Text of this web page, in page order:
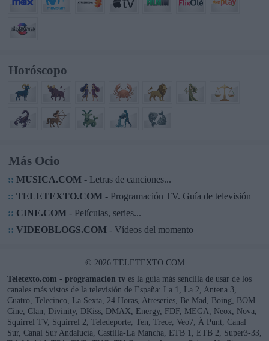
Horóscopo
Más Ocio
:: MUSICA.COM- Letras de canciones...
:: TELETEXTO.COM- Programación TV. Guía de televisión
:: CINE.COM- Películas, series...
:: VIDEOBLOGS.COM- Vídeos del momento
© 2026 TELETEXTO.COM
Teletexto.com - programacion tv es la guía más sencilla de usar de los
canales más vistos de la televisión de España: La 1, La 2, Antena 3,
Cuatro, Telecinco, La Sexta, 24 Horas, Atreseries, Be Mad, Boing, BOM
Cine, Clan, Divinity, DKiss, DMAX, Energy, FDF, MEGA, Neox, Nova,
Squirrel TV, Squirrel 2, Teledeporte, Ten, Trece, Veo7, À Punt, Canal
Sur, Canal Sur Andalucía, Castilla-La Mancha, ETB 1, ETB 2, Super3-33,